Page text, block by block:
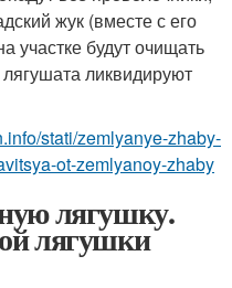
жук (вместе с его
будут очищать
ликвидируют
stati/zemlyanye-zhaby-
ot-zemlyanoy-zhaby
лягушку.
лягушки